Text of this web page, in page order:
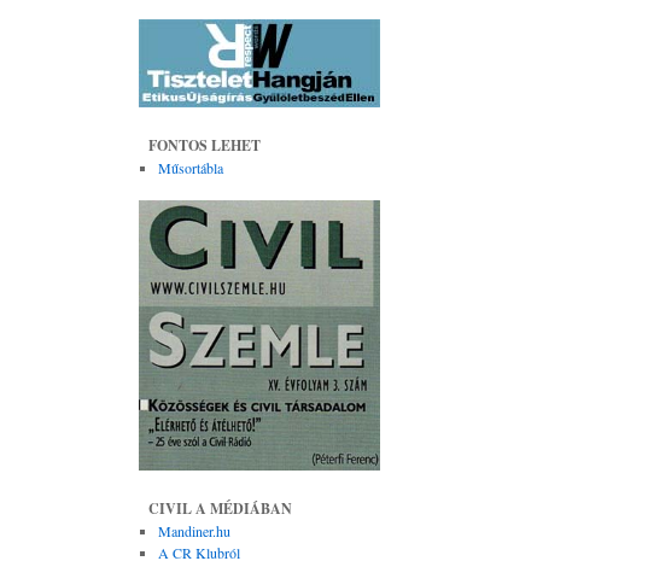
FONTOS LEHET
Műsortábla
CIVIL A MÉDIÁBAN
Mandiner.hu
A CR Klubról